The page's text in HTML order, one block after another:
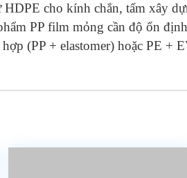
cho kính chắn, tấm xây
PP film mỏng cần độ ổn
(PP + elastomer) hoặc PE +